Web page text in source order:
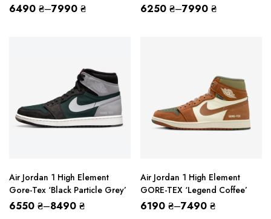
6490 ₴–7990 ₴ 6250 ₴–7990 ₴
Air Jordan 1 High Element
Gore-Tex ‘Black Particle Grey’
6550 ₴–8490 ₴
Air Jordan 1 High Element
GORE-TEX ‘Legend Coffee’
6190 ₴–7490 ₴